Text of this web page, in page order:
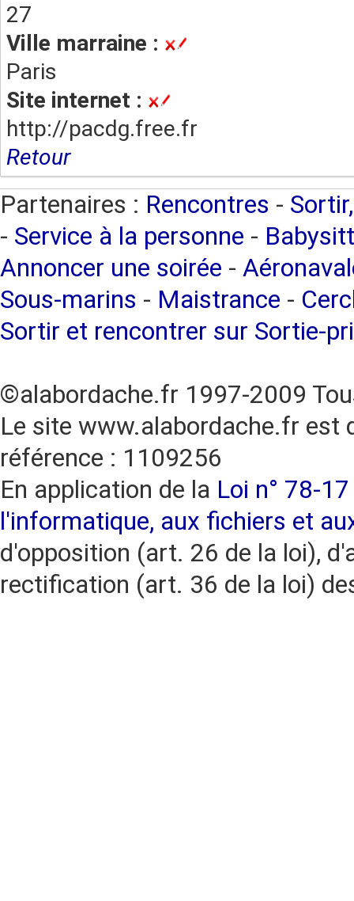
27
Ville marraine :
Paris
Site internet :
http://pacdg.free.fr
Retour
Partenaires : Rencontres -
- Service à la personne -
Annoncer une soirée -
Sous-marins - Maistrance -
Sortir et rencontrer sur Sortie-
©alabordache.fr 1997-2009
Le site www.alabordache.fr est
référence : 1109256
En application de la Loi n° 78-
l'informatique, aux fichiers et
d'opposition (art. 26 de la loi),
rectification (art. 36 de la loi)